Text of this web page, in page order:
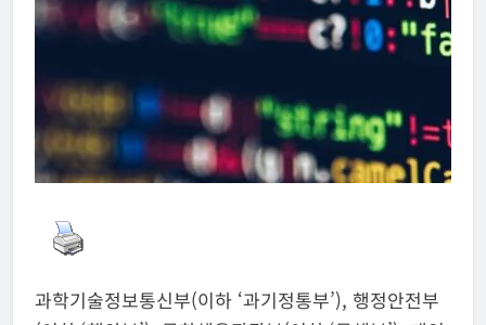
과학기술정보통신부(이하 ‘과기정통부’), 행정안전부